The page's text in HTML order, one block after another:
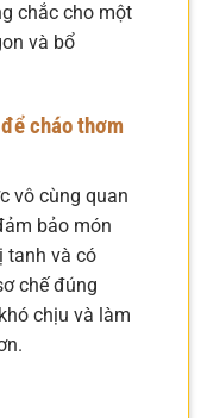
chắc cho một
và bổ
cháo thơm
vô cùng quan
bảo món
tanh và có
chế đúng
chịu và làm